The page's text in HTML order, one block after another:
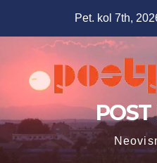
Pet. kol 7th,
POST